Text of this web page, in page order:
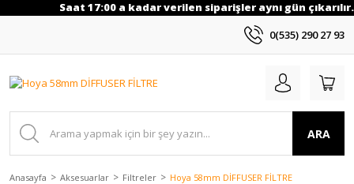
Saat 17:00 a kadar verilen siparişler aynı gün
0(535) 290 27 93
ARA
Anasayfa Aksesuarlar Filtreler Hoya 58mm DİFFUSER FİLTRE